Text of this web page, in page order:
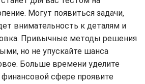
Могут появиться задачи,
внимательность к деталям и
Привычные методы решения
но не упускайте шанса
Больше времени уделите
сфере проявите